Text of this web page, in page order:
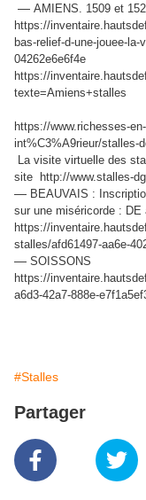
— AMIENS. 1509 et
https://
bas-relief-d-une-jouee-
04262e6e6f4e
https://
texte=Amiens+stalles
https://www.richesses-
int%C3%A9rieur/stalles-
La visite virtuelle des
site http://www.stalles-
— BEAUVAIS :
sur une miséricorde :
https://
stalles/afd61497-aa6e-
— SOISSONS
https://
a6d3-42a7-888e-
#Stalles
Partager